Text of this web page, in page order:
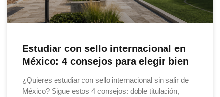
Estudiar con sello internacional en
México: 4 consejos para elegir bien
¿Quieres estudiar con sello internacional sin salir de
México? Sigue estos 4 consejos: doble titulación,